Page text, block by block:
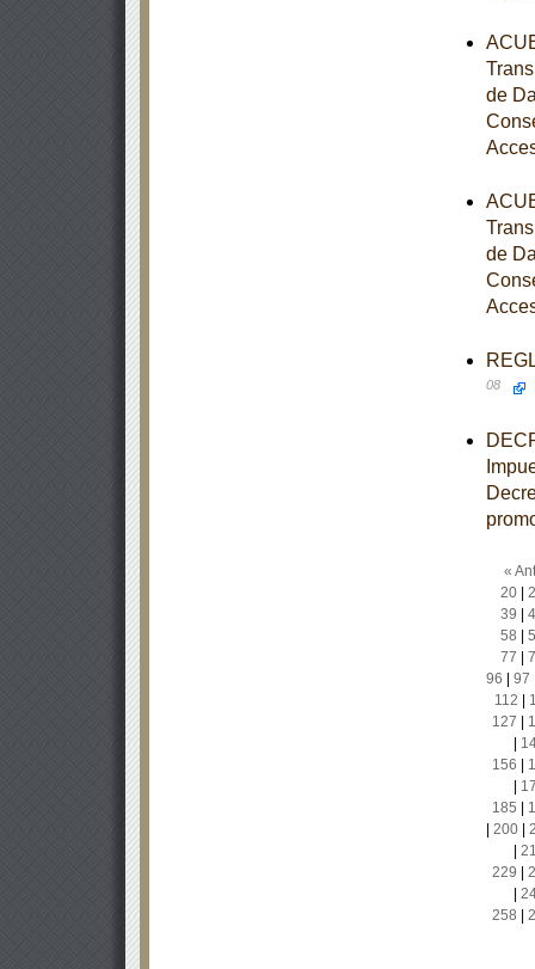
de
de
08
«
20|
39
58
77
96
97
112
127
156
185
200|
229
258